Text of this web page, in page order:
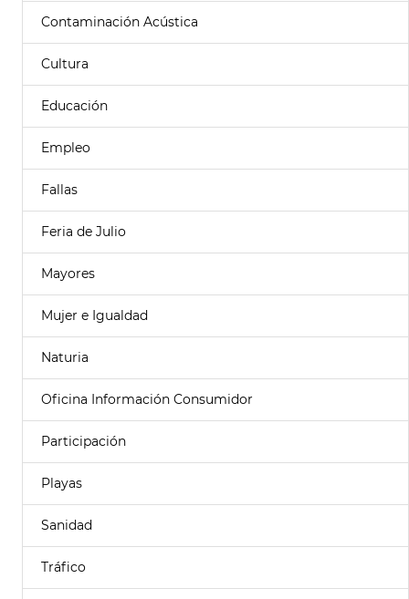
Contaminación Acústica
Cultura
Educación
Empleo
Fallas
Feria de Julio
Mayores
Mujer e Igualdad
Naturia
Oficina Información Consumidor
Participación
Playas
Sanidad
Tráfico